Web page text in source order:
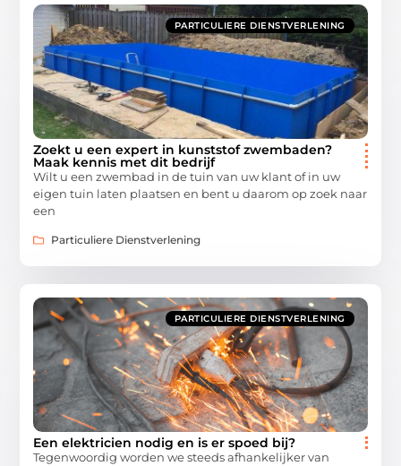
PARTICULIERE DIENSTVERLENING
Zoekt u een expert in kunststof zwembaden?
Maak kennis met dit bedrijf
Wilt u een zwembad in de tuin van uw klant of in uw
eigen tuin laten plaatsen en bent u daarom op zoek naar
een
Particuliere Dienstverlening
PARTICULIERE DIENSTVERLENING
Een elektricien nodig en is er spoed bij?
Tegenwoordig worden we steeds afhankelijker van